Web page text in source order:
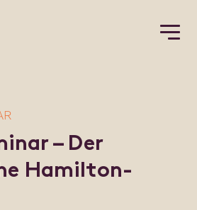
– Der
Hamilton-